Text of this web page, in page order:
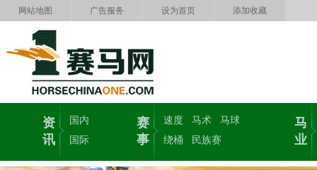
网站地图 广告服务 设为首页 添加收藏
资
讯
国内
国际
赛
事
速度 马术
马球
绕桶
民族赛
马
业